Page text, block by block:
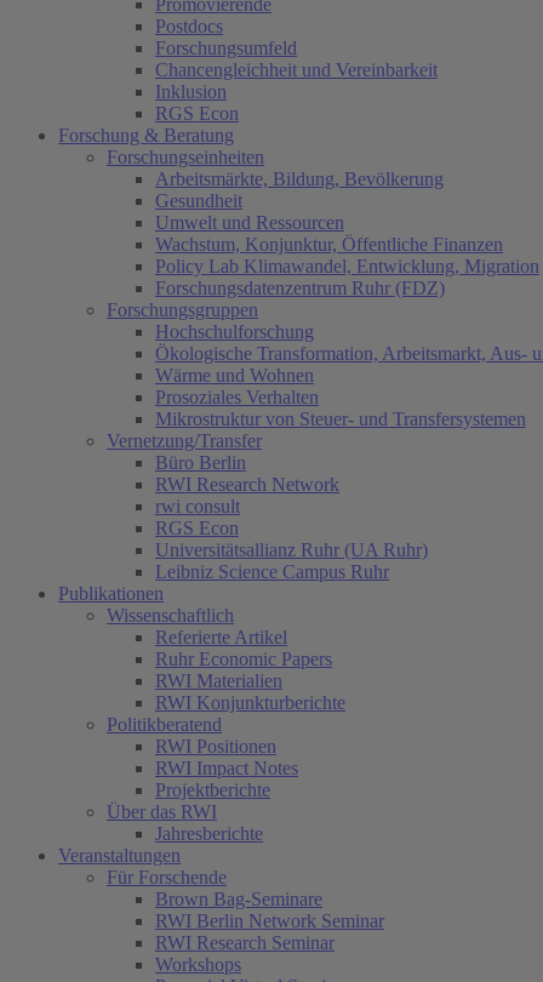
Promovierende
Postdocs
Forschungsumfeld
Chancengleichheit und Vereinbarkeit
Inklusion
RGS Econ
Forschung & Beratung
Forschungseinheiten
Arbeitsmärkte, Bildung, Bevölkerung
Gesundheit
Umwelt und Ressourcen
Wachstum, Konjunktur, Öffentliche Finanzen
Policy Lab Klimawandel, Entwicklung, Migration
Forschungsdatenzentrum Ruhr (FDZ)
Forschungsgruppen
Hochschulforschung
Ökologische Transformation, Arbeitsmarkt, Aus-
Wärme und Wohnen
Prosoziales Verhalten
Mikrostruktur von Steuer- und Transfersystemen
Vernetzung/Transfer
Büro Berlin
RWI Research Network
rwi consult
RGS Econ
Universitätsallianz Ruhr (UA Ruhr)
Leibniz Science Campus Ruhr
Publikationen
Wissenschaftlich
Referierte Artikel
Ruhr Economic Papers
RWI Materialien
RWI Konjunkturberichte
Politikberatend
RWI Positionen
RWI Impact Notes
Projektberichte
Über das RWI
Jahresberichte
Veranstaltungen
Für Forschende
Brown Bag-Seminare
RWI Berlin Network Seminar
RWI Research Seminar
Workshops